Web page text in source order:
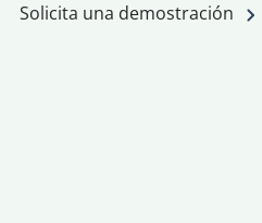
Solicita una demostración